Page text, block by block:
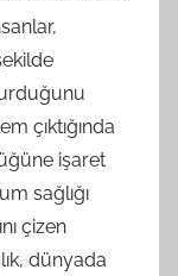
çıktığında
işaret
sağlığı
çizen
dünyada